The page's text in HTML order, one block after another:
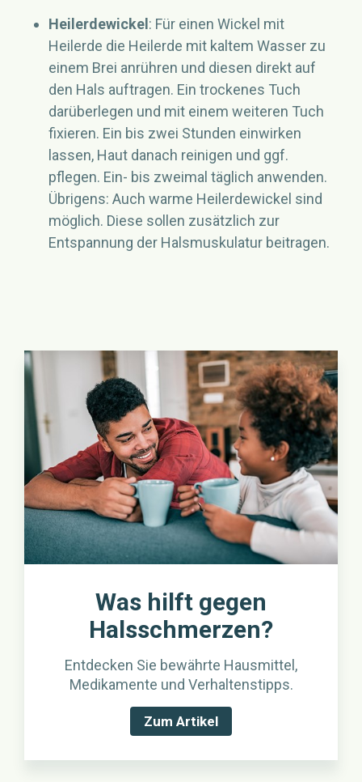
Heilerdewickel : Für einen Wickel mit
Heilerde die Heilerde mit kaltem Wasser zu
einem Brei anrühren und diesen direkt auf
den Hals auftragen. Ein trockenes Tuch
darüberlegen und mit einem weiteren Tuch
fixieren. Ein bis zwei Stunden einwirken
lassen, Haut danach reinigen und ggf.
pflegen. Ein- bis zweimal täglich anwenden.
Übrigens: Auch warme Heilerdewickel sind
möglich. Diese sollen zusätzlich zur
Entspannung der Halsmuskulatur beitragen.
Was hilft gegen
Halsschmerzen?
Entdecken Sie bewährte Hausmittel,
Medikamente und Verhaltenstipps.
Zum Artikel